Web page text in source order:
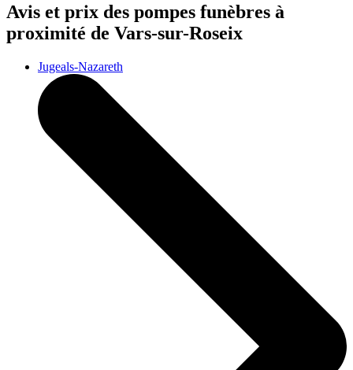
Avis et prix des pompes funèbres à
proximité de Vars-sur-Roseix
Jugeals-Nazareth